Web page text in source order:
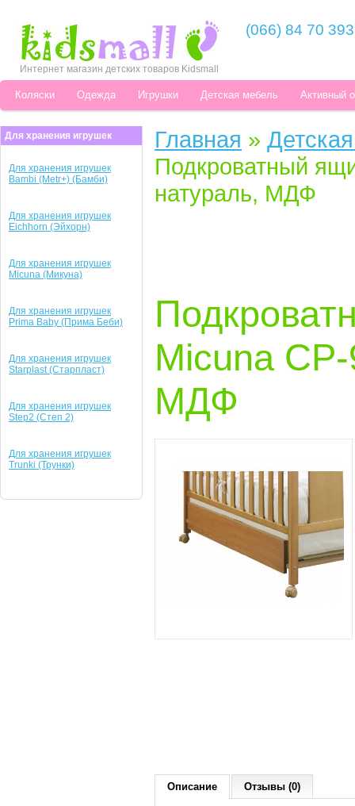
Интернет магазин детских товаров Kidsmall
(066) 84 70 393
Коляски Одежда Игрушки Детская мебель Активный
Для хранения игрушек
Для хранения игрушек
Bambi (Metr+) (Бамби)
Для хранения игрушек
Eichhorn (Эйхорн)
Для хранения игрушек
Micuna (Микуна)
Для хранения игрушек
Prima Baby (Прима Беби)
Для хранения игрушек
Starplast (Старпласт)
Для хранения игрушек
Step2 (Степ 2)
Для хранения игрушек
Trunki (Трунки)
Главная »
Подкроватный
натураль, МДФ
Micuna
МДФ
Описание Отзывы (0)